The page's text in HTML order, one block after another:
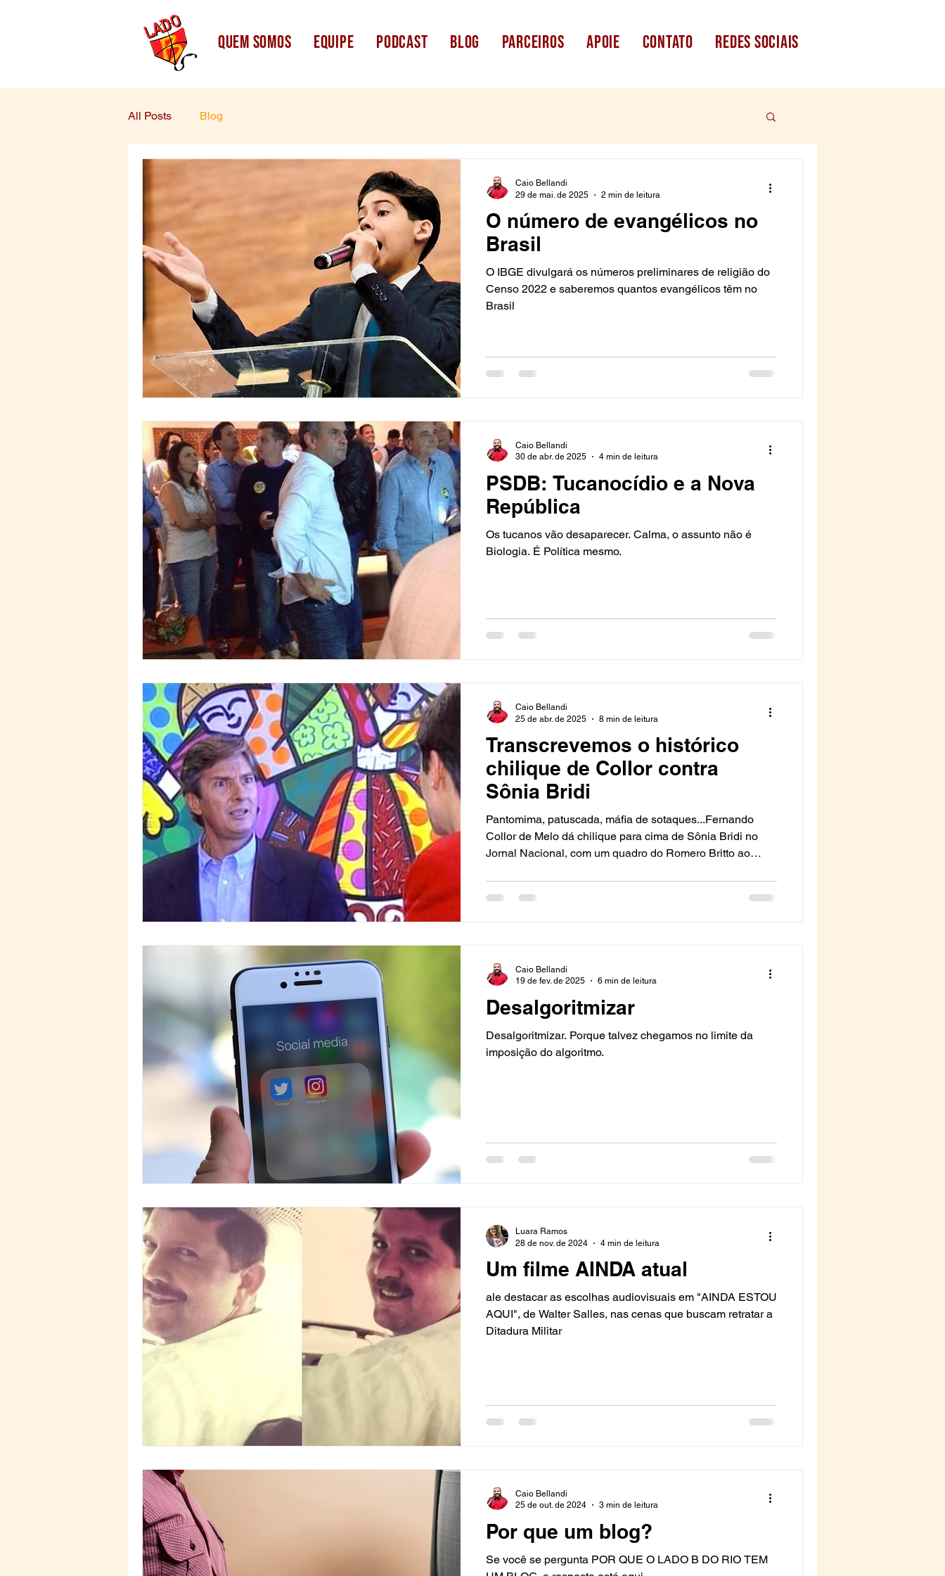
quem somos equipe podcast blog parceiros apoie CONTATO redes sociais
All Posts Blog
O número de evangélicos no
Brasil
O IBGE divulgará os números preliminares de religião do
Censo 2022 e saberemos quantos evangélicos têm no
Brasil
Caio Bellandi
29 de mai. de 2025
2 min de leitura
PSDB: Tucanocídio e a Nova
República
Os tucanos vão desaparecer. Calma, o assunto não é
Biologia. É Política mesmo.
Caio Bellandi
30 de abr. de 2025
4 min de leitura
Transcrevemos o histórico
chilique de Collor contra
Sônia Bridi
Pantomima, patuscada, máfia de sotaques...Fernando
Collor de Melo dá chilique para cima de Sônia Bridi no
Jornal Nacional, com um quadro do Romero Britto ao
Caio Bellandi
25 de abr. de 2025
8 min de leitura
Desalgoritmizar
Desalgoritmizar. Porque talvez chegamos no limite da
imposição do algoritmo.
Caio Bellandi
19 de fev. de 2025
6 min de leitura
Um filme AINDA atual
ale destacar as escolhas audiovisuais em "AINDA ESTOU
AQUI", de Walter Salles, nas cenas que buscam retratar a
Ditadura Militar
Luara Ramos
28 de nov. de 2024
4 min de leitura
Por que um blog?
Se você se pergunta POR QUE O LADO B DO RIO TEM
Caio Bellandi
25 de out. de 2024
3 min de leitura